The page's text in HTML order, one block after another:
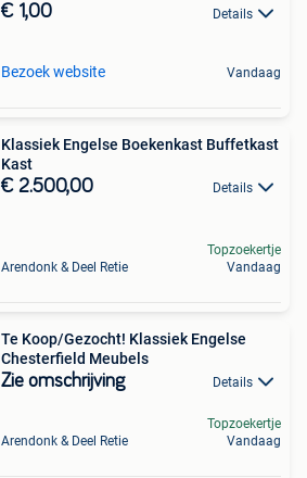
€ 1,00 Details
Bezoek website Vandaag
Klassiek Engelse Boekenkast Buffetkast
Kast
€ 2.500,00 Details
Arendonk & Deel Retie
Topzoekertje
Vandaag
Te Koop/Gezocht! Klassiek Engelse
Chesterfield Meubels
Zie omschrijving Details
Arendonk & Deel Retie
Topzoekertje
Vandaag